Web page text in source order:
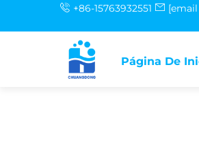
+86-15763932551
Página De